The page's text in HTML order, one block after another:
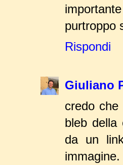
purtroppo
Rispondi
Giuliano
credo che
bleb della
da un